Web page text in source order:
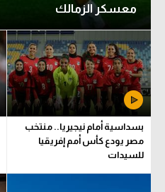
معسكر الزمالك
بسداسية أمام نيجيريا.. منتخب
مصر يودع كأس أمم إفريقيا
للسيدات